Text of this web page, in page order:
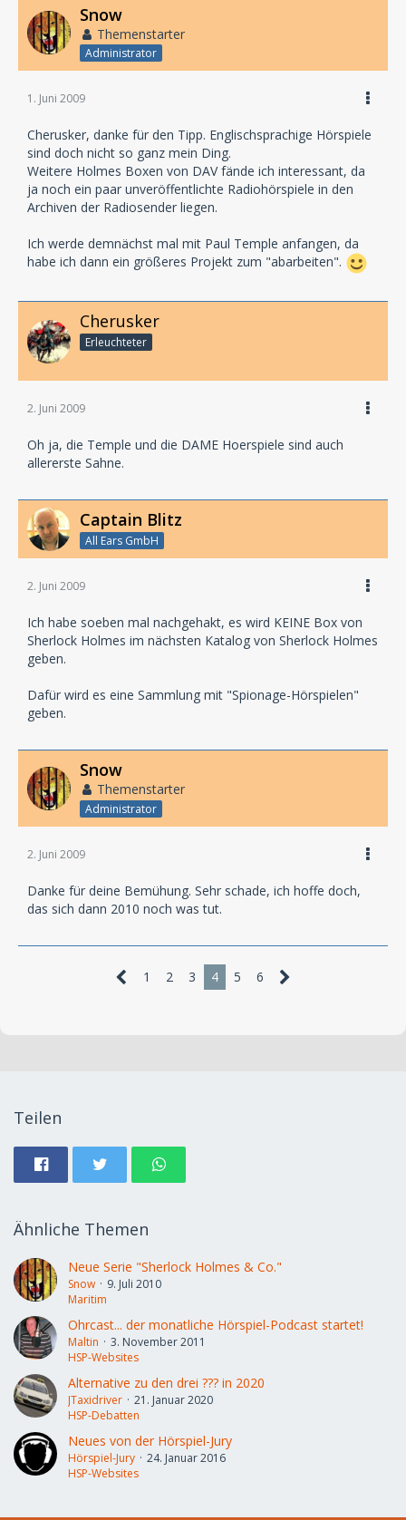
Snow
Themenstarter
Administrator
1. Juni 2009
Cherusker, danke für den Tipp. Englischsprachige Hörspiele
sind doch nicht so ganz mein Ding.
Weitere Holmes Boxen von DAV fände ich interessant, da
ja noch ein paar unveröffentlichte Radiohörspiele in den
Archiven der Radiosender liegen.
Ich werde demnächst mal mit Paul Temple anfangen, da
habe ich dann ein größeres Projekt zum "abarbeiten".
Cherusker
Erleuchteter
2. Juni 2009
Oh ja, die Temple und die DAME Hoerspiele sind auch
allererste Sahne.
Captain Blitz
All Ears GmbH
2. Juni 2009
Ich habe soeben mal nachgehakt, es wird KEINE Box von
Sherlock Holmes im nächsten Katalog von Sherlock Holmes
geben.
Dafür wird es eine Sammlung mit "Spionage-Hörspielen"
geben.
Snow
Themenstarter
Administrator
2. Juni 2009
Danke für deine Bemühung. Sehr schade, ich hoffe doch,
das sich dann 2010 noch was tut.
1 2 3 4 5 6
Teilen
Ähnliche Themen
Neue Serie "Sherlock Holmes & Co."
Snow
9. Juli 2010
Maritim
Ohrcast... der monatliche Hörspiel-Podcast startet!
Maltin
3. November 2011
HSP-Websites
Alternative zu den drei ??? in 2020
JTaxidriver
21. Januar 2020
HSP-Debatten
Neues von der Hörspiel-Jury
Hörspiel-Jury
24. Januar 2016
HSP-Websites